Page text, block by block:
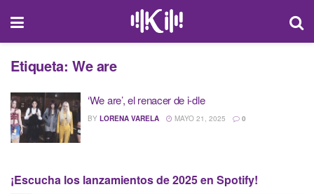
Etiqueta: We are
‘We are’, el renacer de i-dle
BY LORENA VARELA MAYO 21, 2025 0
¡Escucha los lanzamientos de 2025 en Spotify!